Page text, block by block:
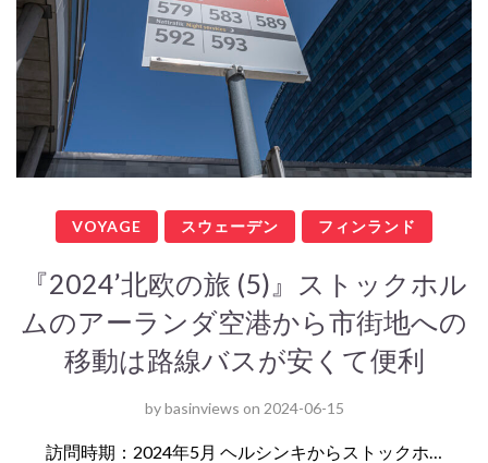
VOYAGE スウェーデン フィンランド
『2024’北欧の旅 (5)』ストックホル
ムのアーランダ空港から市街地への
移動は路線バスが安くて便利
bybasinviews on 2024-06-15
訪問時期：2024年5月 ヘルシンキからストックホ…